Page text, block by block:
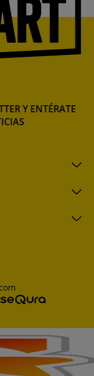
Y ENTÉRATE